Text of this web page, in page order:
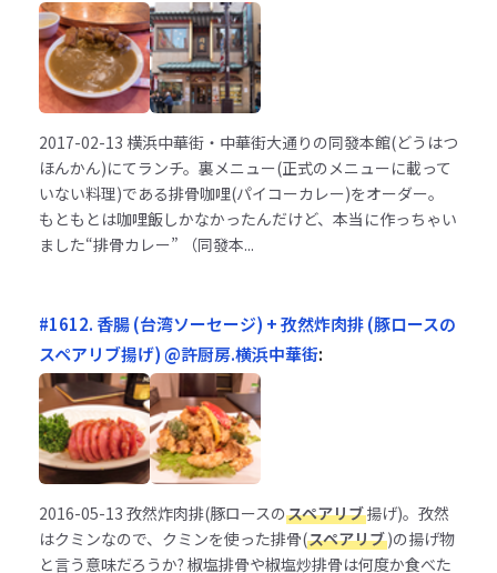
2017-02-13 横浜中華街・中華街大通りの同發本館(どうはつ
ほんかん)にてランチ。裏メニュー(正式のメニューに載って
いない料理)である排骨咖哩(パイコーカレー)をオーダー。
もともとは咖哩飯しかなかったんだけど、本当に作っちゃい
ました“排骨カレー” （同發本...
#1612. 香腸 (台湾ソーセージ) + 孜然炸肉排 (豚ロースの
スペアリブ揚げ) @許厨房.横浜中華街:
2016-05-13 孜然炸肉排(豚ロースのスペアリブ揚げ)。孜然
はクミンなので、クミンを使った排骨(スペアリブ)の揚げ物
と言う意味だろうか? 椒塩排骨や椒塩炒排骨は何度か食べた